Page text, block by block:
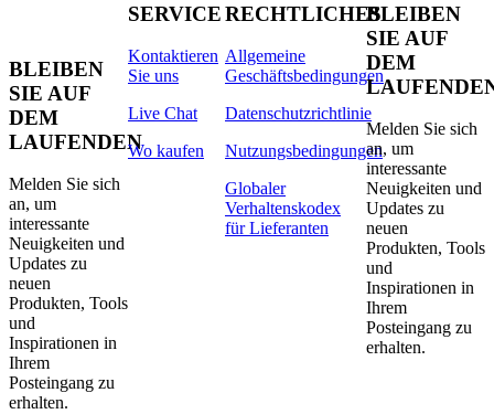
BLEIBEN
SIE AUF
DEM
LAUFENDEN
Melden Sie sich
an, um
interessante
Neuigkeiten und
Updates zu
neuen
Produkten, Tools
und
Inspirationen in
Ihrem
Posteingang zu
erhalten.
SERVICE
Kontaktieren
Sie uns
Live Chat
Wo kaufen
RECHTLICHES
Allgemeine
Geschäftsbedingungen
Datenschutzrichtlinie
Nutzungsbedingungen
Globaler
Verhaltenskodex
für Lieferanten
BLEIBEN
SIE AUF
DEM
Melden Sie sich
an, um
interessante
Neuigkeiten und
Updates zu
neuen
Produkten, Tools
und
Inspirationen in
Ihrem
Posteingang zu
erhalten.